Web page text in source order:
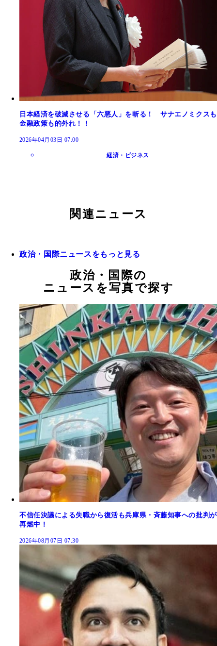
日本経済を破滅させる「六悪人」を斬る！ サナエノミクスも
金融政策も的外れ！！
2026年04月03日 07:00
経済・ビジネス
関連ニュース
政治・国際ニュースをもっと見る
政治・国際の
ニュースを写真で探す
不信任決議による失職から復活も兵庫県・斉藤知事への批判が
再燃中！
2026年08月07日 07:30